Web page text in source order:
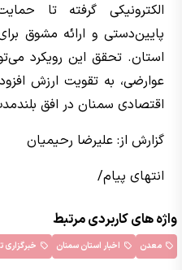
الکترونیکی گرفته تا
پایین‌دستی و ارائه مشوق
استان. تحقق این رویکرد
عوارضی، به تقویت ارزش
اقتصادی سمنان در افق
گزارش از: علیرضا رحیمیان
انتهای پیام/
واژه های کاربردی مرتبط
معدن اخبار استان سمنان خبرگزاری